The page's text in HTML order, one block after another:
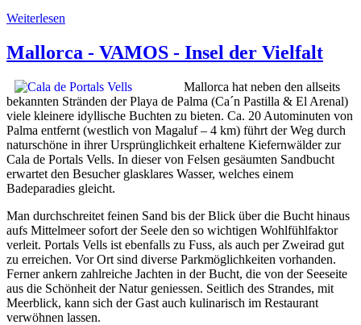
Weiterlesen
Mallorca - VAMOS - Insel der Vielfalt
Mallorca hat neben den allseits
bekannten Stränden der Playa de Palma (Ca´n Pastilla & El Arenal)
viele kleinere idyllische Buchten zu bieten. Ca. 20 Autominuten von
Palma entfernt (westlich von Magaluf – 4 km) führt der Weg durch
naturschöne in ihrer Ursprünglichkeit erhaltene Kiefernwälder zur
Cala de Portals Vells. In dieser von Felsen gesäumten Sandbucht
erwartet den Besucher glasklares Wasser, welches einem
Badeparadies gleicht.
Man durchschreitet feinen Sand bis der Blick über die Bucht hinaus
aufs Mittelmeer sofort der Seele den so wichtigen Wohlfühlfaktor
verleit. Portals Vells ist ebenfalls zu Fuss, als auch per Zweirad gut
zu erreichen. Vor Ort sind diverse Parkmöglichkeiten vorhanden.
Ferner ankern zahlreiche Jachten in der Bucht, die von der Seeseite
aus die Schönheit der Natur geniessen. Seitlich des Strandes, mit
Meerblick, kann sich der Gast auch kulinarisch im Restaurant
verwöhnen lassen.